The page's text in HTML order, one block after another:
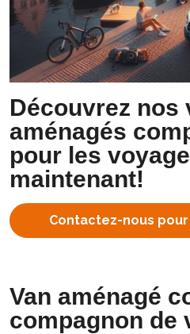
Découvrez nos
aménagés
pour les
maintenant!
Contactez-nous
Van aménagé
compagnon de